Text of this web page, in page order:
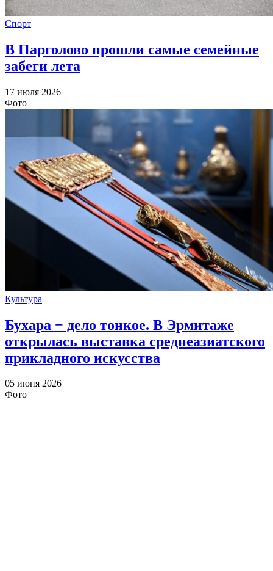
Спорт
В Парголово прошли самые семейные
забеги лета
17 июля 2026
Фото
Культура
Бухара − дело тонкое. В Эрмитаже
открылась выставка среднеазиатского
прикладного искусства
05 июня 2026
Фото